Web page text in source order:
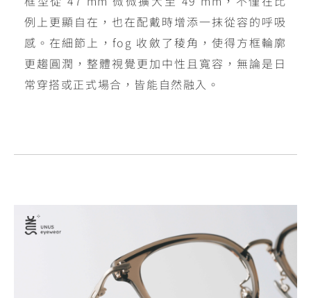
例上更顯自在，也在配戴時增添一抹從容的呼吸
感。在細節上，fog 收斂了稜角，使得方框輪廓
更趨圓潤，整體視覺更加中性且寬容，無論是日
常穿搭或正式場合，皆能自然融入。